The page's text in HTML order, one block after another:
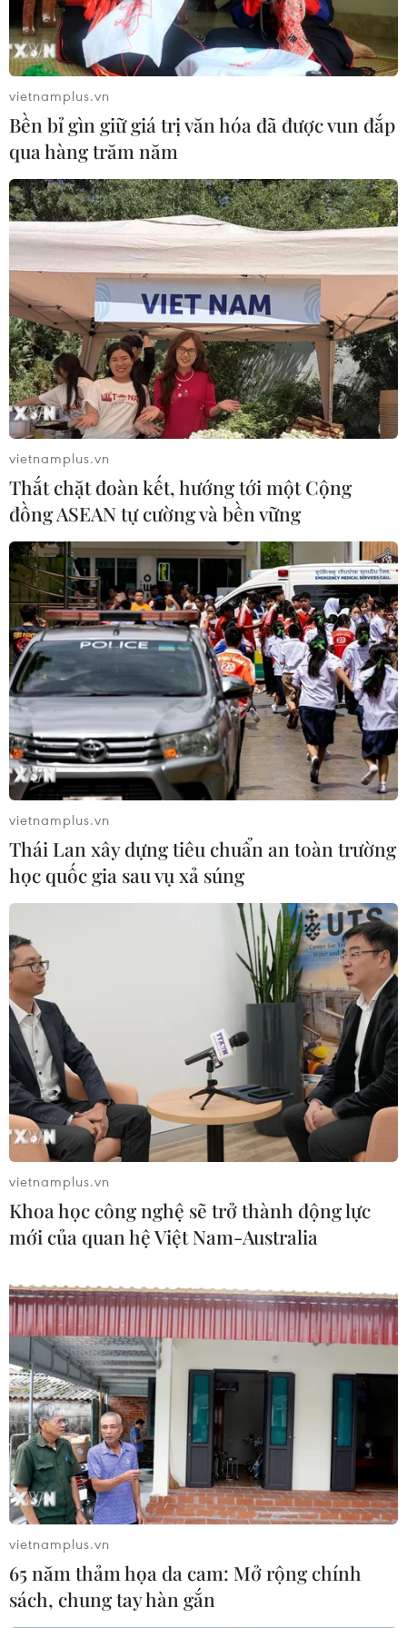
Tổng thống Nga Putin bắt đầu chuyến
thăm 2 ngày đến Nhật Bản
15/12/2016 08:46
Tổng thống Nga Vladimir Putin đã đến sân bay Ube,
miền Tây Nhật Bản trong chuyến thăm 2 ngày mà dự
kiến ông sẽ thảo luận với Thủ tướng nước chủ nhà
Shinzo Abe về tranh chấp lãnh thổ.
vietnamplus.vn
Bền bỉ gìn giữ giá trị văn hóa đã được vun đắp
qua hàng trăm năm
vietnamplus.vn
Thắt chặt đoàn kết, hướng tới một Cộng
đồng ASEAN tự cường và bền vững
vietnamplus.vn
Thái Lan xây dựng tiêu chuẩn an toàn trường
học quốc gia sau vụ xả súng
vietnamplus.vn
Khoa học công nghệ sẽ trở thành động lực
mới của quan hệ Việt Nam-Australia
vietnamplus.vn
65 năm thảm họa da cam: Mở rộng chính
sách, chung tay hàn gắn